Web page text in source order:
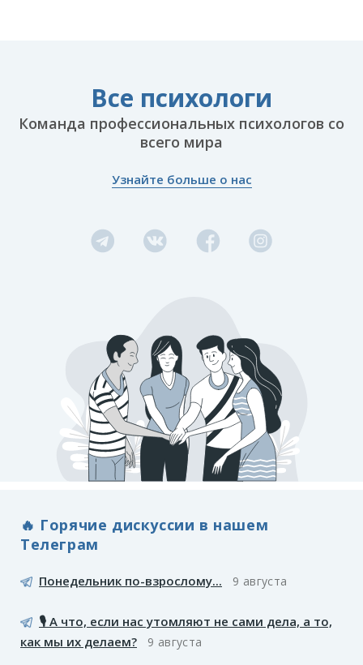
Все психологи
Команда профессиональных психологов со
всего мира
Узнайте больше о нас
🔥 Горячие дискуссии в нашем
Телеграм
Понедельник по-взрослому... 9 августа
🎙️ А что, если нас утомляют не сами дела, а то,
как мы их делаем?
9 августа